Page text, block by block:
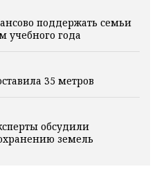
поддержать семьи
учебного года
35 метров
обсудили
земель